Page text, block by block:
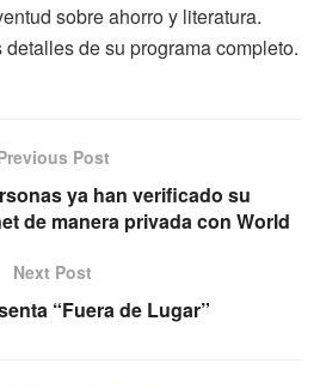
sobre ahorro y literatura.
de su programa completo.
Post
ya han verificado su
de manera privada con World
Next Post
“Fuera de Lugar”